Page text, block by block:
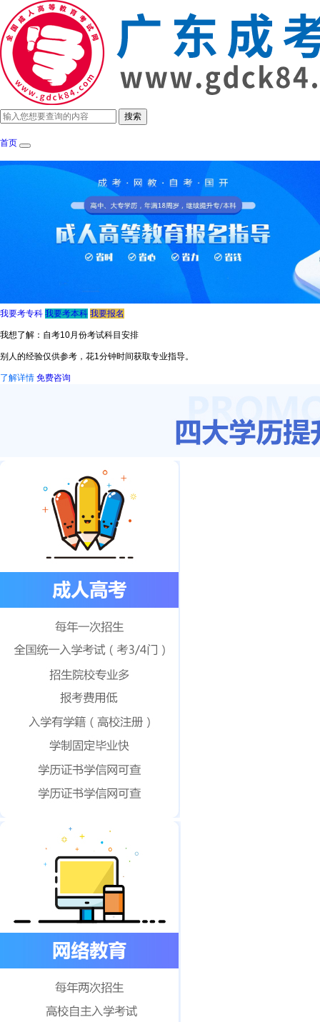
首页
招生简章 报考指南
我要考专科 我要考本科 我要报名
我想了解：自考10月份考试科目安排
别人的经验仅供参考，花1分钟时间获取专业指导。
了解详情 免费咨询